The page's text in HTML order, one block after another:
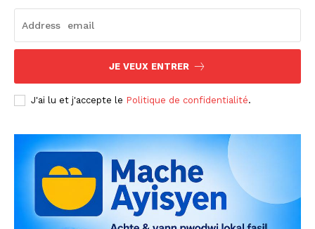
JE VEUX ENTRER
J'ai lu et j'accepte le Politique de confidentialité.